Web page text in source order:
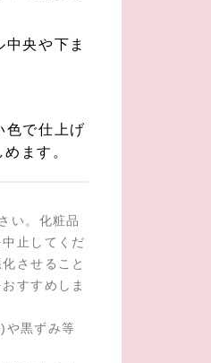
央や下ま
色で仕上げ
ます。
い。化粧品
止してくだ
させること
すすめしま
や黒ずみ等